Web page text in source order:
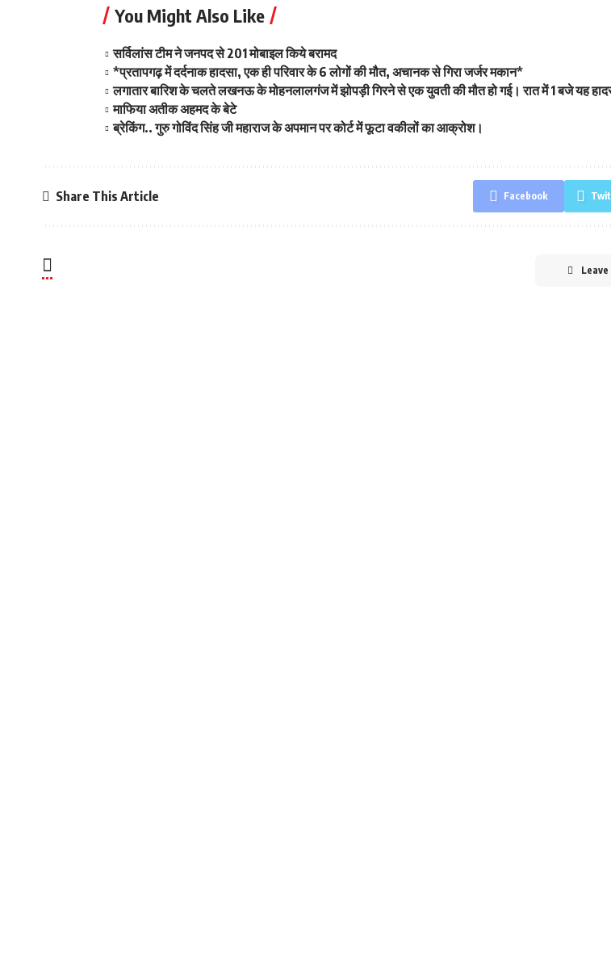
You Might Also Like
सर्विलांस टीम ने जनपद से 201 मोबाइल किये बरामद
*प्रतापगढ़ में दर्दनाक हादसा, एक ही परिवार के 6 लोगों की मौत, अचानक से गिरा जर्जर मकान*
लगातार बारिश के चलते लखनऊ के मोहनलालगंज में झोपड़ी गिरने से एक युवती की मौत हो गई। रात में 1 बजे यह
माफिया अतीक अहमद के बेटे
ब्रेकिंग.. गुरु गोविंद सिंह जी महाराज के अपमान पर कोर्ट में फूटा वकीलों का आक्रोश।
Share This Article Facebook